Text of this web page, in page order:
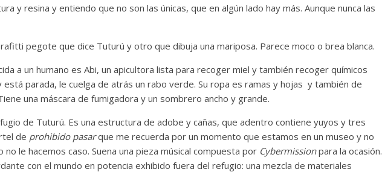
y resina y entiendo que no son las únicas, que en algún lado hay más. Aunque nunca las
pegote que dice Tuturú y otro que dibuja una mariposa. Parece moco o brea blanca.
a un humano es Abi, un apicultora lista para recoger miel y también recoger químicos
está parada, le cuelga de atrás un rabo verde. Su ropa es ramas y hojas y también de
una máscara de fumigadora y un sombrero ancho y grande.
de Tuturú. Es una estructura de adobe y cañas, que adentro contiene yuyos y tres
de prohibido pasarque me recuerda por un momento que estamos en un museo y no
le hacemos caso. Suena una pieza músical compuesta por Cybermissionpara la ocasión.
con el mundo en potencia exhibido fuera del refugio: una mezcla de materiales